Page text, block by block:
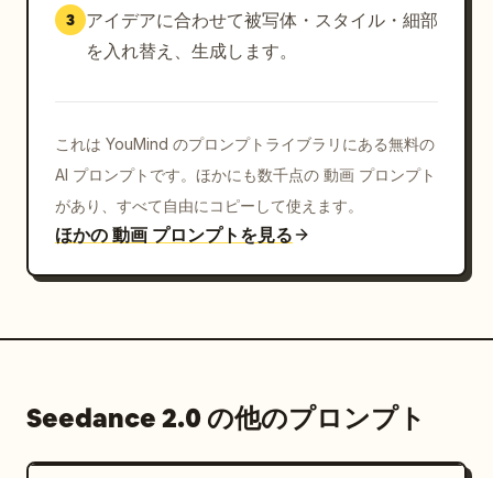
ショット 4 (3.6 秒～4.8 秒)
彼女がモダンな東京のショッピングモールを歩き、店舗や
ショット 5 (4.8 秒～6.0 秒)
彼女は買い物を続け、ショッピングバッグを持って自信を
持って歩く。プレミアムでラグジュアリーな雰囲気、浅い
3
アイデアに合わせて被写体・スタイル・細部
を入れ替え、生成します。
これは YouMind のプロンプトライブラリにある無料の
AI プロンプトです。ほかにも数千点の 動画 プロンプト
があり、すべて自由にコピーして使えます。
ほかの 動画 プロンプトを見る
Seedance 2.0 の他のプロンプト